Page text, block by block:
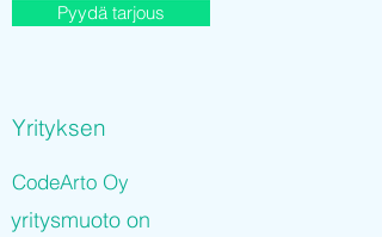
Pyydä tarjous
Yrityksen
CodeArto Oy
yritysmuoto on